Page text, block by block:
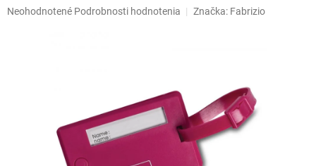
Priemerné
Neohodnotené Podrobnosti hodnotenia Značka: Fabrizio